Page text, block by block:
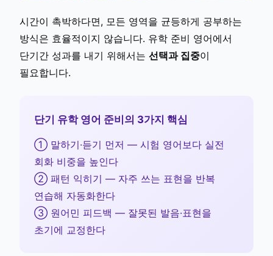
시간이 촉박하다면, 모든 영역을 균등하게 공부하는
방식은 효율적이지 않습니다. 유학 준비 영어에서
단기간 성과를 내기 위해서는 선택과 집중이
필요합니다.
단기 유학 영어 준비의 3가지 핵심
① 말하기·듣기 먼저 — 시험 영어보다 실전
회화 비중을 높인다
② 패턴 익히기 — 자주 쓰는 표현을 반복
연습해 자동화한다
③ 원어민 피드백 — 잘못된 발음·표현을
초기에 교정한다